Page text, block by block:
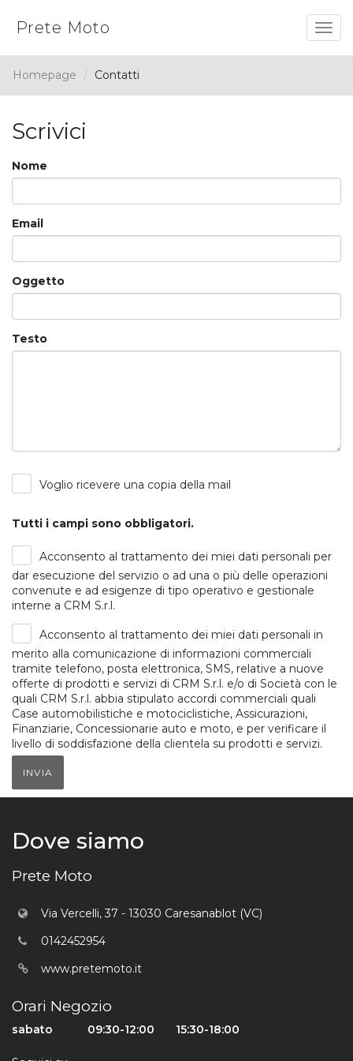
Prete Moto
Homepage Contatti
Scrivici
Nome
Email
Oggetto
Testo
Voglio ricevere una copia della mail
Tutti i campi sono obbligatori.
Acconsento al trattamento dei miei dati personali per
dar esecuzione del servizio o ad una o più delle operazioni
convenute e ad esigenze di tipo operativo e gestionale
interne a CRM S.r.l.
Acconsento al trattamento dei miei dati personali in
merito alla comunicazione di informazioni commerciali
tramite telefono, posta elettronica, SMS, relative a nuove
offerte di prodotti e servizi di CRM S.r.l. e/o di Società con le
quali CRM S.r.l. abbia stipulato accordi commerciali quali
Case automobilistiche e motociclistiche, Assicurazioni,
Finanziarie, Concessionarie auto e moto, e per verificare il
livello di soddisfazione della clientela su prodotti e servizi.
INVIA
Dove siamo
Prete Moto
Via Vercelli, 37 - 13030 Caresanablot (VC)
0142452954
www.pretemoto.it
Orari Negozio
sabato 09:30-12:00 15:30-18:00